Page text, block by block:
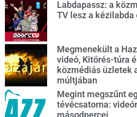
Labdapassz: a
TV lesz a kézilabda
Megmenekült a
videó, Kitörés-túra
közmédiás üzletek
múltjában
Megint megszűnt
tévécsatorna:
másodpercei